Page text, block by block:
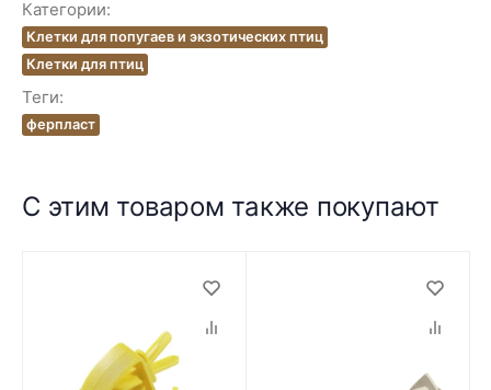
Категории:
Клетки для попугаев и экзотических птиц
Клетки для птиц
Теги:
ферпласт
С этим товаром также покупают